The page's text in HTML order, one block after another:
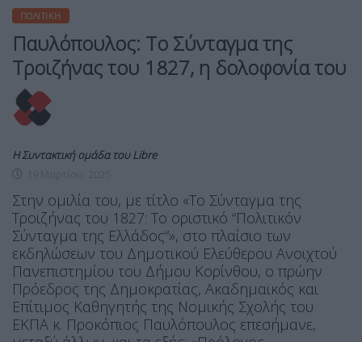
ΠΟΛΙΤΙΚΉ
Παυλόπουλος: Το Σύνταγμα της
Τροιζήνας του 1827, η δολοφονία του
Η Συντακτική ομάδα του Libre
Στην ομιλία του, με τίτλο «Το Σύνταγμα της
Τροιζήνας του 1827: Το οριστικό “Πολιτικόν
Σύνταγμα της Ελλάδος“», στο πλαίσιο των
εκδηλώσεων του Δημοτικού Ελεύθερου Ανοιχτού
Πανεπιστημίου του Δήμου Κορίνθου, ο πρώην
Πρόεδρος της Δημοκρατίας, Ακαδημαϊκός και
Επίτιμος Καθηγητής της Νομικής Σχολής του
ΕΚΠΑ κ. Προκόπιος Παυλόπουλος επεσήμανε,